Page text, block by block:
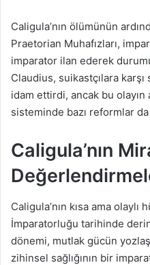
Caligula’nın ölümünün
Praetorian Muhafızları,
imparator ilan ederek
Claudius, suikastçılara
idam ettirdi, ancak bu
sisteminde bazı reformlar
Caligula’nın
Caligula’nın kısa ama olaylı
İmparatorluğu tarihinde
dönemi, mutlak gücün
zihinsel sağlığının bir